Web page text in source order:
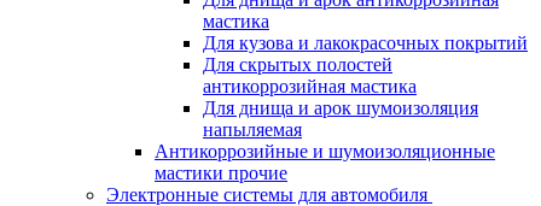
мастика
Для кузова и лакокрасочных покрытий
Для скрытых полостей
антикоррозийная мастика
Для днища и арок шумоизоляция
напыляемая
Антикоррозийные и шумоизоляционные
мастики прочие
Электронные системы для автомобиля